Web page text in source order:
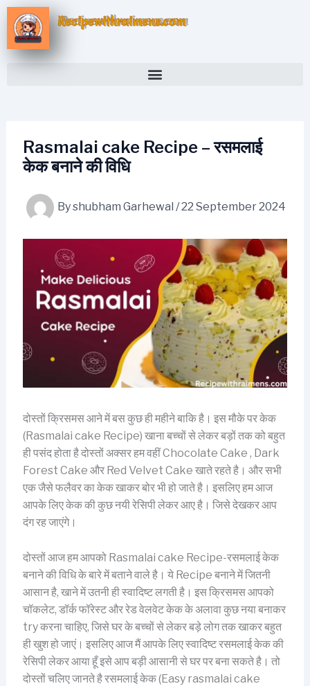
Skip
content
Recipewithraimens.com
Rasmalai cake Recipe – रसमलाई
केक बनाने की विधि
Byshubham Garhewal /22 September 2024
दोस्तों क्रिसमस आने में बस कुछ ही महीने बाकि है। इस मौके पर केक
(Rasmalai cake Recipe) खाना बच्चों से लेकर बड़ों तक को बहुत
ही पसंद होता है दोस्तों अक्सर हम वहीं Chocolate Cake , Dark
Forest Cake और Red Velvet Cake खाते रहते है। और सभी
एक जैसे फलैवर का केक खाकर बोर भी हो जाते है। इसलिए हम आज
आपके लिए केक की कुछ नयी रेसिपी लेकर आए है। जिसे देखकर आप
दंग रह जाएंगे।
दोस्तों आज हम आपको Rasmalai cake Recipe-रसमलाई केक
बनाने की विधि के बारे में बताने वाले है। ये Recipe बनाने में जितनी
आसान है, खाने में उतनी ही स्वादिष्ट लगती है। इस क्रिसमस आपको
चॉकलेट, डॉर्क फॉरेस्ट और रेड वेलवेट केक के अलावा कुछ नया बनाकर
try करना चाहिए, जिसे घर के बच्चों से लेकर बड़े लोग तक खाकर बहुत
ही खुश हो जाएं। इसलिए आज मैं आपके लिए स्वादिष्ट रसमलाई केक की
रेसिपी लेकर आया हूँ इसे आप बड़ी आसानी से घर पर बना सकते है। तो
दोस्तों चलिए जानते है रसमलाई केक (Easy rasmalai cake